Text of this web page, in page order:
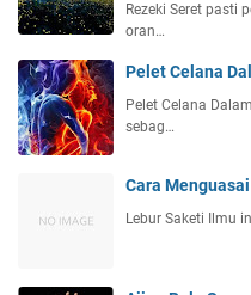
Rezeki Seret pasti
oran…
Pelet Celana
Pelet Celana
sebag…
Cara
Lebur Saketi Ilmu